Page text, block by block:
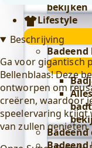
bekijken
Lifestyle
Beschrijving
Ga voor gigantisch
Bellenblaas! Deze
ontworpen om
creëren, waardoor
speelervaring krijgt
van zullen genieten.